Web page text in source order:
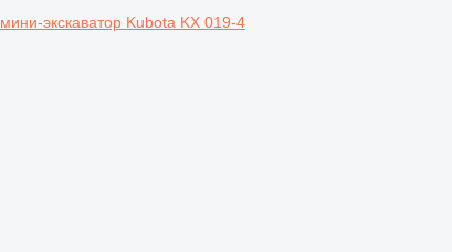
мини-экскаватор Kubota KX 019-4